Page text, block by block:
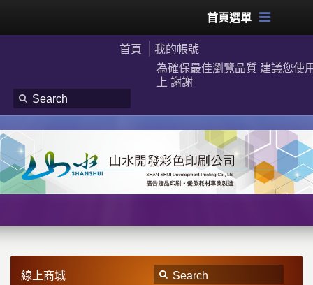
首頁選單
首頁
我的帳號
為確保最佳瀏覽品質 建議您使
上 謝謝
線上商城